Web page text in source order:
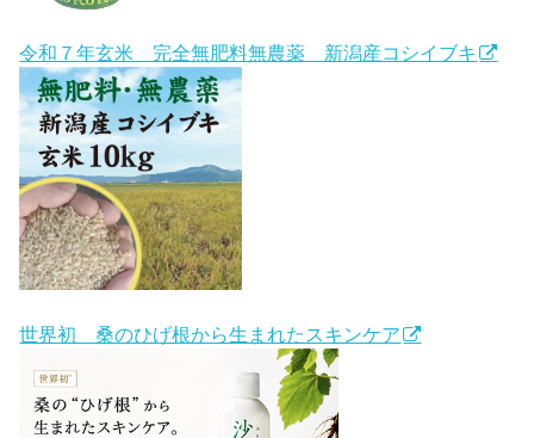
令和７年玄米 完全無肥料無農薬 新潟産コシイブキ
世界初 桑のひげ根から生まれたスキンケア